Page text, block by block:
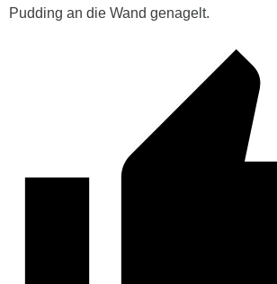
Pudding an die Wand genagelt.